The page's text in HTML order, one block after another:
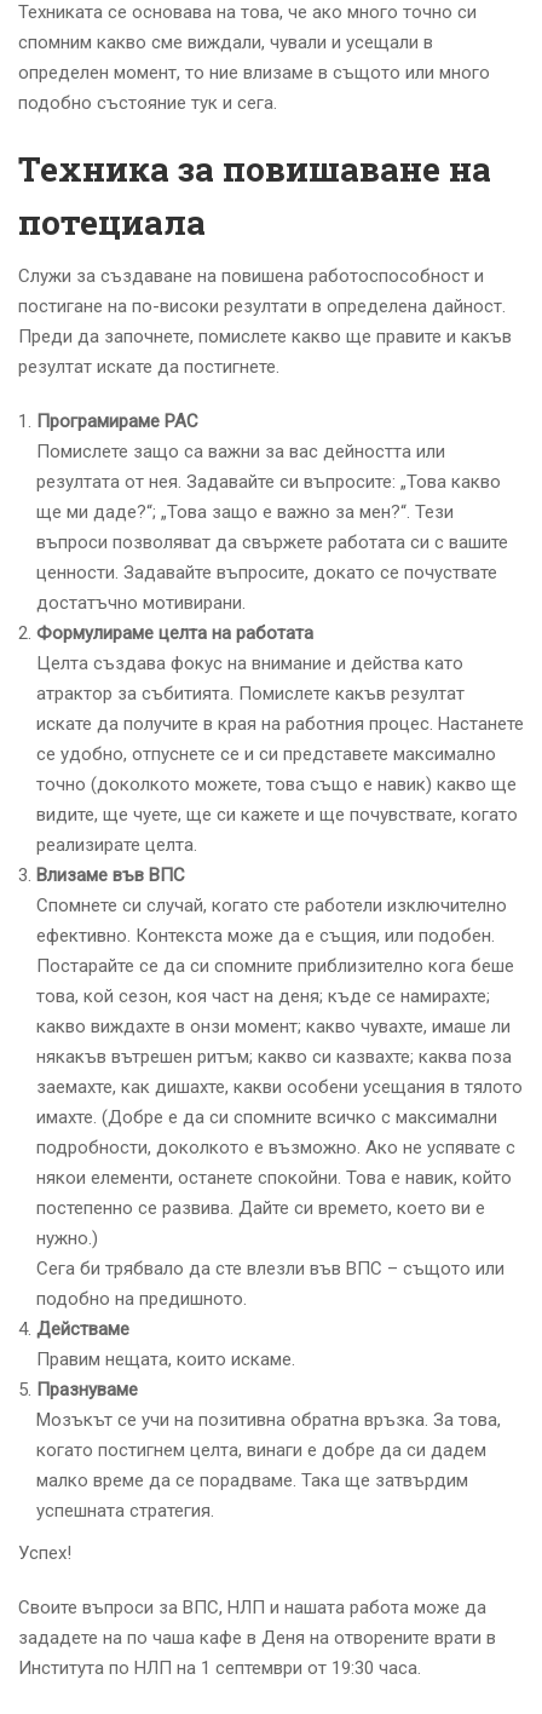
Техниката се основава на това, че ако много точно си
спомним какво сме виждали, чували и усещали в
определен момент, то ние влизаме в същото или много
подобно състояние тук и сега.
Техника за повишаване на
потециала
Служи за създаване на повишена работоспособност и
постигане на по-високи резултати в определена дайност.
Преди да започнете, помислете какво ще правите и какъв
резултат искате да постигнете.
Програмираме РАС
Помислете защо са важни за вас дейността или
резултата от нея. Задавайте си въпросите: „Това какво
ще ми даде?“; „Това защо е важно за мен?“. Тези
въпроси позволяват да свържете работата си с вашите
ценности. Задавайте въпросите, докато се почуствате
достатъчно мотивирани.
Формулираме целта на работата
Целта създава фокус на внимание и действа като
атрактор за събитията. Помислете какъв резултат
искате да получите в края на работния процес. Настанете
се удобно, отпуснете се и си представете максимално
точно (доколкото можете, това също е навик) какво ще
видите, ще чуете, ще си кажете и ще почувствате, когато
реализирате целта.
Влизаме във ВПС
Спомнете си случай, когато сте работели изключително
ефективно. Контекста може да е същия, или подобен.
Постарайте се да си спомните приблизително кога беше
това, кой сезон, коя част на деня; къде се намирахте;
какво виждахте в онзи момент; какво чувахте, имаше ли
някакъв вътрешен ритъм; какво си казвахте; каква поза
заемахте, как дишахте, какви особени усещания в тялото
имахте. (Добре е да си спомните всичко с максимални
подробности, доколкото е възможно. Ако не успявате с
някои елементи, останете спокойни. Това е навик, който
постепенно се развива. Дайте си времето, което ви е
нужно.)
Сега би трябвало да сте влезли във ВПС – същото или
подобно на предишното.
Действаме
Правим нещата, които искаме.
Празнуваме
Мозъкът се учи на позитивна обратна връзка. За това,
когато постигнем целта, винаги е добре да си дадем
малко време да се порадваме. Така ще затвърдим
успешната стратегия.
Успех!
Своите въпроси за ВПС, НЛП и нашата работа може да
зададете на по чаша кафе в Деня на отворените врати в
Института по НЛП на 1 септември от 19:30 часа.